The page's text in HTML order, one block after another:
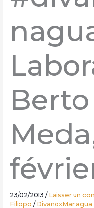
23/02/2013 / Laisser un
Filippo / DivanoxManagua